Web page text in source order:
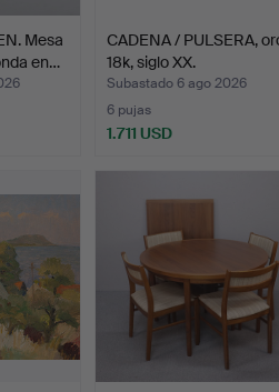
Mesa
en…
CADENA / PULSERA,
18k, siglo XX.
Subastado 6 ago 2026
6 pujas
1.711 USD